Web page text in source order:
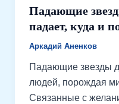
Падающие
падает, куда и
Аркадий Аненков
Падающие звезды
людей, порождая
Связанные с